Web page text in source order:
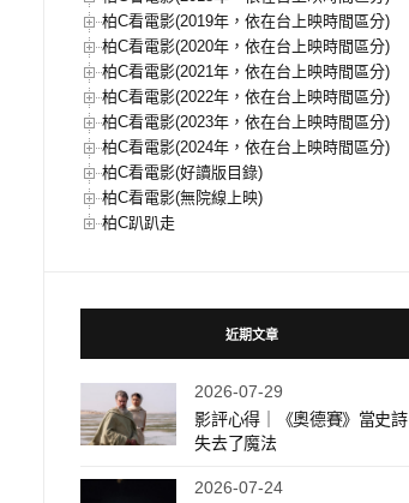
柏C看電影(2019年，依在台上映時間區分)
柏C看電影(2020年，依在台上映時間區分)
柏C看電影(2021年，依在台上映時間區分)
柏C看電影(2022年，依在台上映時間區分)
柏C看電影(2023年，依在台上映時間區分)
柏C看電影(2024年，依在台上映時間區分)
柏C看電影(好讀版目錄)
柏C看電影(無院線上映)
柏C趴趴走
近期文章
2026-07-29
影評心得｜《奧德賽》當史詩
失去了魔法
2026-07-24